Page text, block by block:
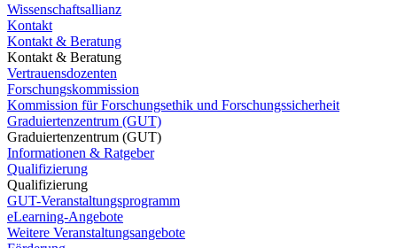
Wissenschaftsallianz
Kontakt
Kontakt & Beratung
Kontakt & Beratung
Vertrauensdozenten
Forschungskommission
Kommission für Forschungsethik und Forschungssicherheit
Graduiertenzentrum (GUT)
Graduiertenzentrum (GUT)
Informationen & Ratgeber
Qualifizierung
Qualifizierung
GUT-Veranstaltungsprogramm
eLearning-Angebote
Weitere Veranstaltungsangebote